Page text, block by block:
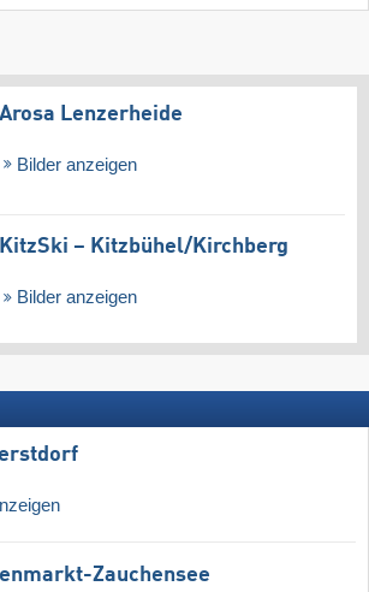
Arosa Lenzerheide
Bilder anzeigen
KitzSki – Kitzbühel/​Kirchberg
Bilder anzeigen
Zauchensee